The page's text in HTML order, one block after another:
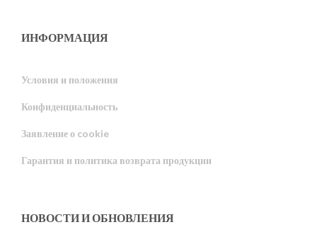
ИНФОРМАЦИЯ
Условия и положения
Конфиденциальность
Заявление о cookie
Гарантия и политика возврата продукции
НОВОСТИ И ОБНОВЛЕНИЯ